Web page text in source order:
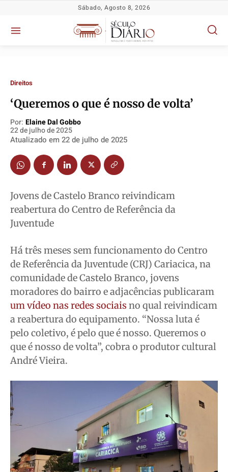
Política
Socioeconômicas
TV Século
Justiça
Segurança
Meio Ambiente
Cidades
Direitos
Economia
Cultura
Caetano Roque
Gustavo Bastos
Jr Mignone (in memorian)
Publicidade Legal
Anuncie
Quem Somos
Política
Socioeconômicas
TV Século
Justiça
Segurança
Meio Ambiente
Cidades
Direitos
Economia
Cultura
Caetano Roque
Gustavo Bastos
Jr Mignone (in memorian)
Publicidade Legal
Anuncie
Quem Somos
Política
Socioeconômicas
TV Século
Justiça
Segurança
Meio Ambiente
Cidades
Direitos
Economia
Cultura
Caetano Roque
Gustavo Bastos
Jr Mignone (in memorian)
Publicidade Legal
Anuncie
Quem Somos
Política
Socioeconômicas
TV Século
Justiça
Segurança
Meio Ambiente
Cidades
Direitos
Economia
Cultura
Caetano Roque
Gustavo Bastos
Jr Mignone (in memorian)
Publicidade Legal
Anuncie
Quem Somos
Sábado, Agosto 8, 2026
Direitos
‘Queremos o que é nosso de volta’
Por: Elaine Dal Gobbo
22 de julho de 2025
Atualizado em 22 de julho de 2025
Jovens de Castelo Branco reivindicam
reabertura do Centro de Referência da
Juventude
Há três meses sem funcionamento do Centro
de Referência da Juventude (CRJ) Cariacica, na
comunidade de Castelo Branco, jovens
moradores do bairro e adjacências publicaram
um vídeo nas redes sociaisno qual reivindicam
a reabertura do equipamento. “Nossa luta é
pelo coletivo, é pelo que é nosso. Queremos o
que é nosso de volta”, cobra o produtor cultural
André Vieira.